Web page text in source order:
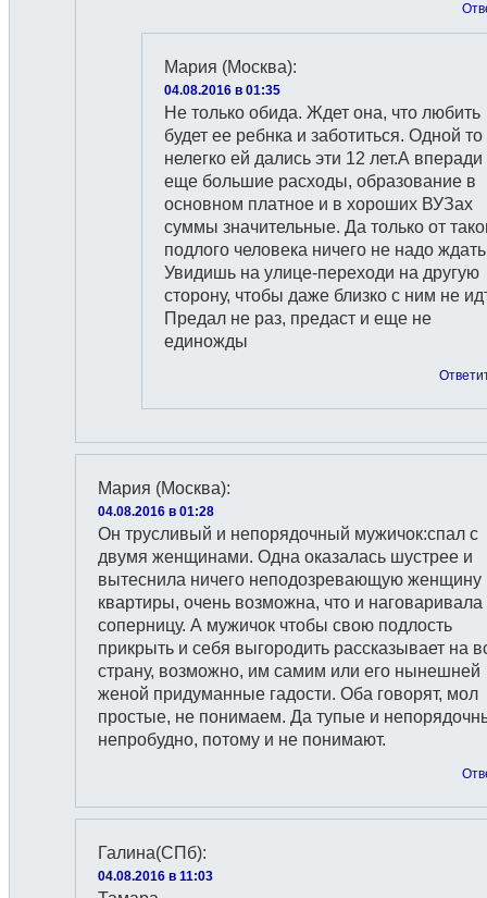
Мария (Москва):
04.08.2016 в 01:35
Не только обида. Ждет она, что любить
будет ее ребнка и заботиться. Одной то
нелегко ей дались эти 12 лет.А вперади
еще большие расходы, образование в
основном платное и в хороших ВУЗах
суммы значительные. Да только от
подлого человека ничего не надо
Увидишь на улице-переходи на другую
сторону, чтобы даже близко с ним не
Предал не раз, предаст и еще не
единожды
Мария (Москва):
04.08.2016 в 01:28
Он трусливый и непорядочный мужичок:спал с
двумя женщинами. Одна оказалась шустрее и
вытеснила ничего неподозревающую женщину
квартиры, очень возможна, что и наговаривала
соперницу. А мужичок чтобы свою подлость
прикрыть и себя выгородить рассказывает на
страну, возможно, им самим или его нынешней
женой придуманные гадости. Оба говорят, мол
простые, не понимаем. Да тупые и
непробудно, потому и не понимают.
Галина(СПб):
04.08.2016 в 11:03